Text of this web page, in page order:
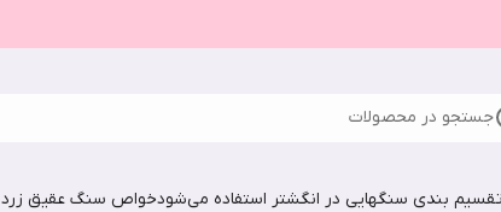
جستجو در محصولات
تقسیم بندی سنگهایی در انگشتر استفاده می‌شودخواص سنگ عقیق